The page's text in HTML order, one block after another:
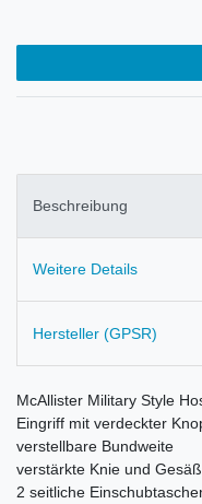
Beschreibung
Weitere Details
Hersteller (GPSR)
McAllister Military Style
Eingriff mit verdeckter
verstellbare Bundweite
verstärkte Knie und
2 seitliche